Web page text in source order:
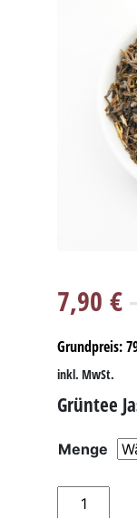
7,90 €
Grundpreis:
inkl. MwSt.
Grüntee
Menge
Grüntee